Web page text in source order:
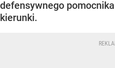
defensywnego
kierunki.